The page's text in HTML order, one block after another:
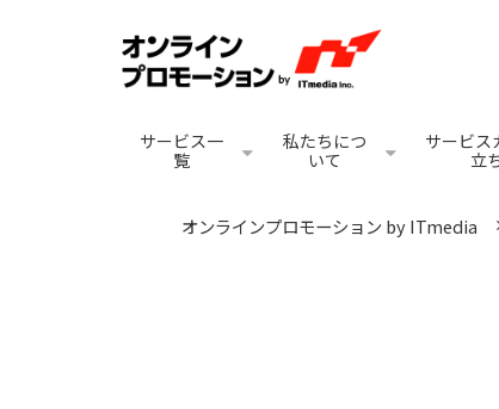
サービス一
覧
私たちにつ
いて
サービス
立
オンラインプロモーション by ITmedia